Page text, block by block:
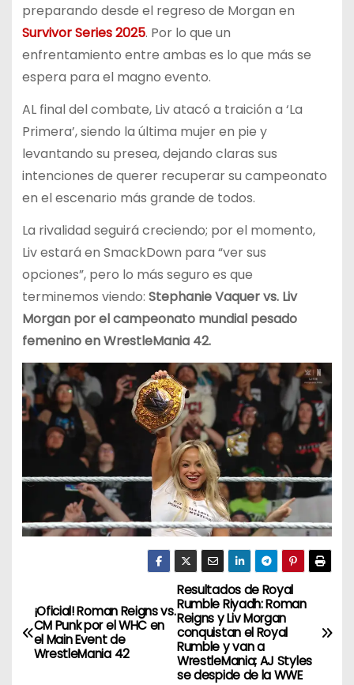
preparando desde el regreso de Morgan en
Survivor Series 2025. Por lo que un
enfrentamiento entre ambas es lo que más se
espera para el magno evento.
AL final del combate, Liv atacó a traición a ‘La
Primera’, siendo la última mujer en pie y
levantando su presea, dejando claras sus
intenciones de querer recuperar su campeonato
en el escenario más grande de todos.
La rivalidad seguirá creciendo; por el momento,
Liv estará en SmackDown para “ver sus
opciones”, pero lo más seguro es que
terminemos viendo: Stephanie Vaquer vs. Liv
Morgan por el campeonato mundial pesado
femenino en WrestleMania 42.
N
a
Resultados de Royal
Rumble Riyadh: Roman
Reigns y Liv Morgan
conquistan el Royal
Rumble y van a
WrestleMania; AJ Styles
se despide de la WWE
¡Oficial! Roman Reigns vs.
CM Punk por el WHC en
el Main Event de
WrestleMania 42